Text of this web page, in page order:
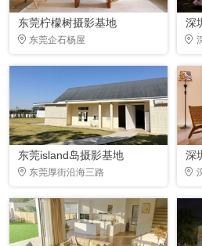
东莞柠檬树摄影基地
东莞企石杨屋
深
东莞island岛摄影基地
东莞厚街沿海三路
深